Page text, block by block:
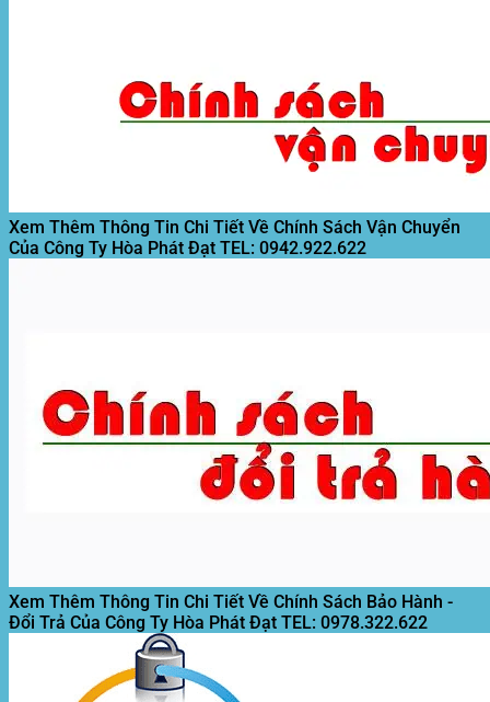
Xem Thêm Thông Tin Chi Tiết Về Chính Sách Vận Chuyển
Của Công Ty Hòa Phát Đạt TEL: 0942.922.622
Xem Thêm Thông Tin Chi Tiết Về Chính Sách Bảo Hành -
Đổi Trả Của Công Ty Hòa Phát Đạt TEL: 0978.322.622